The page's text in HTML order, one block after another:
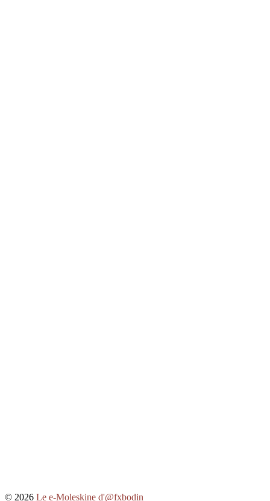
© 2026 Le e-Moleskine d'@fxbodin